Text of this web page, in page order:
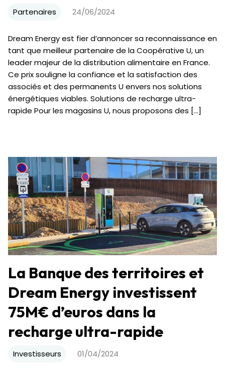
Partenaires 24/06/2024
Dream Energy est fier d’annoncer sa reconnaissance en
tant que meilleur partenaire de la Coopérative U, un
leader majeur de la distribution alimentaire en France.
Ce prix souligne la confiance et la satisfaction des
associés et des permanents U envers nos solutions
énergétiques viables. Solutions de recharge ultra-
rapide Pour les magasins U, nous proposons des […]
La Banque des territoires et
Dream Energy investissent
75M€ d’euros dans la
recharge ultra-rapide
Investisseurs 01/04/2024